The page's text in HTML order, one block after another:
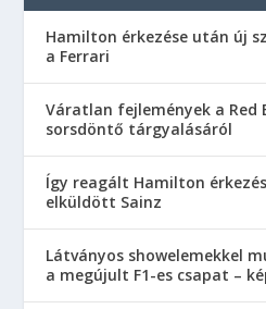
Hamilton érkezése után új
a Ferrari
Váratlan fejlemények a Red
sorsdöntő tárgyalásáról
Így reagált Hamilton
elküldött Sainz
Látványos showelemekkel
a megújult F1-es csapat –